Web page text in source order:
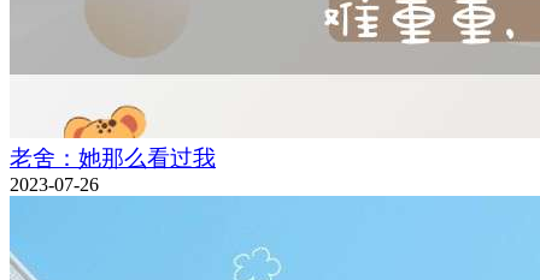
老舍：她那么看过我
2023-07-26